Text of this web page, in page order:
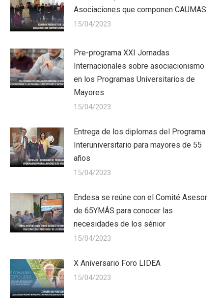
Asociaciones que componen CAUMAS
15/04/2023
Pre-programa XXI Jornadas
Internacionales sobre asociacionismo
en los Programas Universitarios de
Mayores
15/04/2023
Entrega de los diplomas del Programa
Interuniversitario para mayores de 55
años
15/04/2023
Endesa se reúne con el Comité Asesor
de 65YMÁS para conocer las
necesidades de los sénior
15/04/2023
X Aniversario Foro LIDEA
15/04/2023